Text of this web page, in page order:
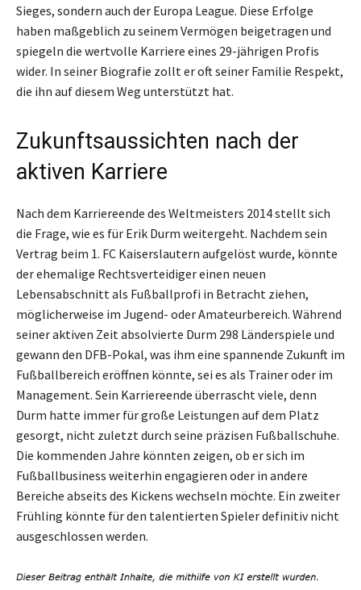
Sieges, sondern auch der Europa League. Diese Erfolge
haben maßgeblich zu seinem Vermögen beigetragen und
spiegeln die wertvolle Karriere eines 29-jährigen Profis
wider. In seiner Biografie zollt er oft seiner Familie Respekt,
die ihn auf diesem Weg unterstützt hat.
Zukunftsaussichten nach der
aktiven Karriere
Nach dem Karriereende des Weltmeisters 2014 stellt sich
die Frage, wie es für Erik Durm weitergeht. Nachdem sein
Vertrag beim 1. FC Kaiserslautern aufgelöst wurde, könnte
der ehemalige Rechtsverteidiger einen neuen
Lebensabschnitt als Fußballprofi in Betracht ziehen,
möglicherweise im Jugend- oder Amateurbereich. Während
seiner aktiven Zeit absolvierte Durm 298 Länderspiele und
gewann den DFB-Pokal, was ihm eine spannende Zukunft im
Fußballbereich eröffnen könnte, sei es als Trainer oder im
Management. Sein Karriereende überrascht viele, denn
Durm hatte immer für große Leistungen auf dem Platz
gesorgt, nicht zuletzt durch seine präzisen Fußballschuhe.
Die kommenden Jahre könnten zeigen, ob er sich im
Fußballbusiness weiterhin engagieren oder in andere
Bereiche abseits des Kickens wechseln möchte. Ein zweiter
Frühling könnte für den talentierten Spieler definitiv nicht
ausgeschlossen werden.